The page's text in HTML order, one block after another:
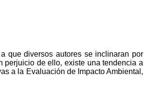
que diversos autores se inclinaran por
perjuicio de ello, existe una tendencia a
a la Evaluación de Impacto Ambiental,